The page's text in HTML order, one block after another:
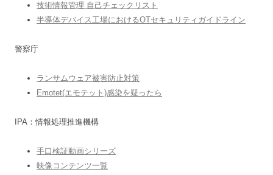
技術情報管理 自己チェックリスト
半導体デバイス工場におけるOTセキュリティガイドライン
警察庁
ランサムウェア被害防止対策
Emotet(エモテット)感染を疑ったら
IPA：情報処理推進機構
手口検証動画シリーズ
映像コンテンツ一覧